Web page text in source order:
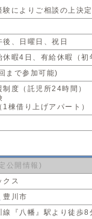
によりご相談の上決
後、日曜日、祝日
休暇4日、有給休暇（初
まで参加可能)
制度（託児所24時間）
1棟借り上げアパート）
公開情報)
クス
豊川市
線『八幡』駅より徒歩8